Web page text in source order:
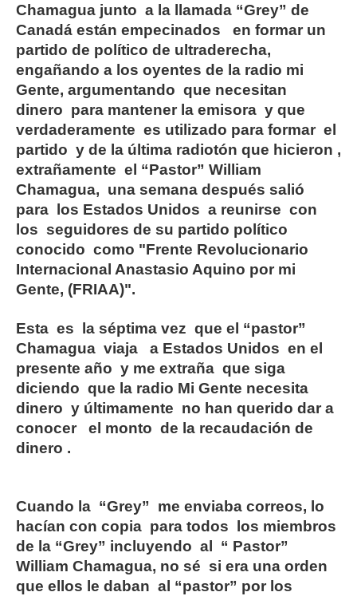
Chamagua junto a la llamada “Grey” de
Canadá están empecinados en formar un
partido de político de ultraderecha,
engañando a los oyentes de la radio mi
Gente, argumentando que necesitan
dinero para mantener la emisora y que
verdaderamente es utilizado para formar el
partido y de la última radiotón que hicieron ,
extrañamente el “Pastor” William
Chamagua, una semana después salió
para los Estados Unidos a reunirse con
los seguidores de su partido político
conocido como "Frente Revolucionario
Internacional Anastasio Aquino por mi
Gente, (FRIAA)".
Esta es la séptima vez que el “pastor”
Chamagua viaja a Estados Unidos en el
presente año y me extraña que siga
diciendo que la radio Mi Gente necesita
dinero y últimamente no han querido dar a
conocer el monto de la recaudación de
dinero .
Cuando la “Grey” me enviaba correos, lo
hacían con copia para todos los miembros
de la “Grey” incluyendo al “ Pastor”
William Chamagua, no sé si era una orden
que ellos le daban al “pastor” por los